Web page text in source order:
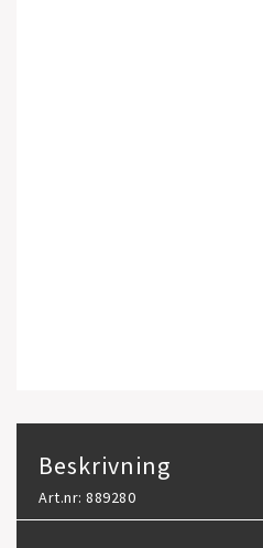
Beskrivning
Art.nr: 889280